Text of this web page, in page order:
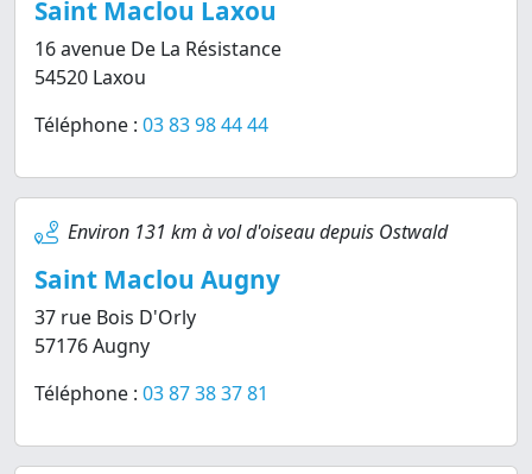
Saint Maclou Laxou
16 avenue De La Résistance
54520 Laxou
Téléphone : 03 83 98 44 44
Environ 131 km à vol d'oiseau depuis Ostwald
Saint Maclou Augny
37 rue Bois D'Orly
57176 Augny
Téléphone : 03 87 38 37 81